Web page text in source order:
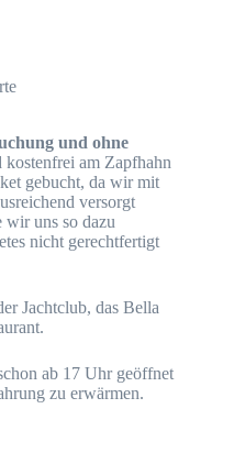
und ohne
am Zapfhahn
gebucht, da wir mit
versorgt
wir uns so dazu
nicht gerechtfertigt
Jachtclub, das Bella
ab 17 Uhr geöffnet
zu erwärmen.